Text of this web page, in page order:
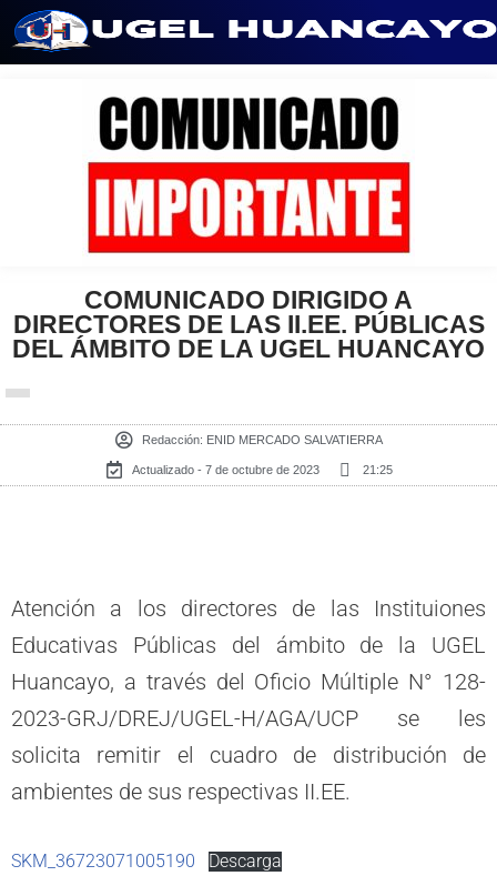
COMUNICADO DIRIGIDO A
DIRECTORES DE LAS II.EE. PÚBLICAS
DEL ÁMBITO DE LA UGEL HUANCAYO
Redacción: ENID MERCADO SALVATIERRA
Actualizado - 7 de octubre de 2023 21:25
Atención a los directores de las Instituiones
Educativas Públicas del ámbito de la UGEL
Huancayo, a través del Oficio Múltiple N° 128-
2023-GRJ/DREJ/UGEL-H/AGA/UCP se les
solicita remitir el cuadro de distribución de
ambientes de sus respectivas II.EE.
SKM_36723071005190 Descarga